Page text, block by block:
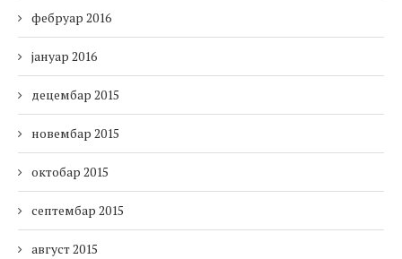
фебруар 2016
јануар 2016
децембар 2015
новембар 2015
октобар 2015
септембар 2015
август 2015